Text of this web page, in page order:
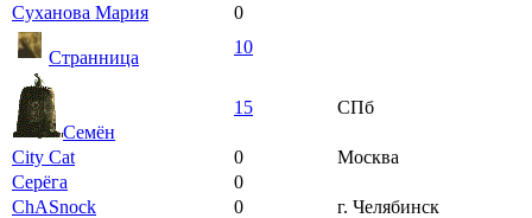
Суханова Мария 0
Странница
10
Семён
15 СПб
City Cat 0
Москва
Серёга
0
ChASnock
0
г. Челябинск